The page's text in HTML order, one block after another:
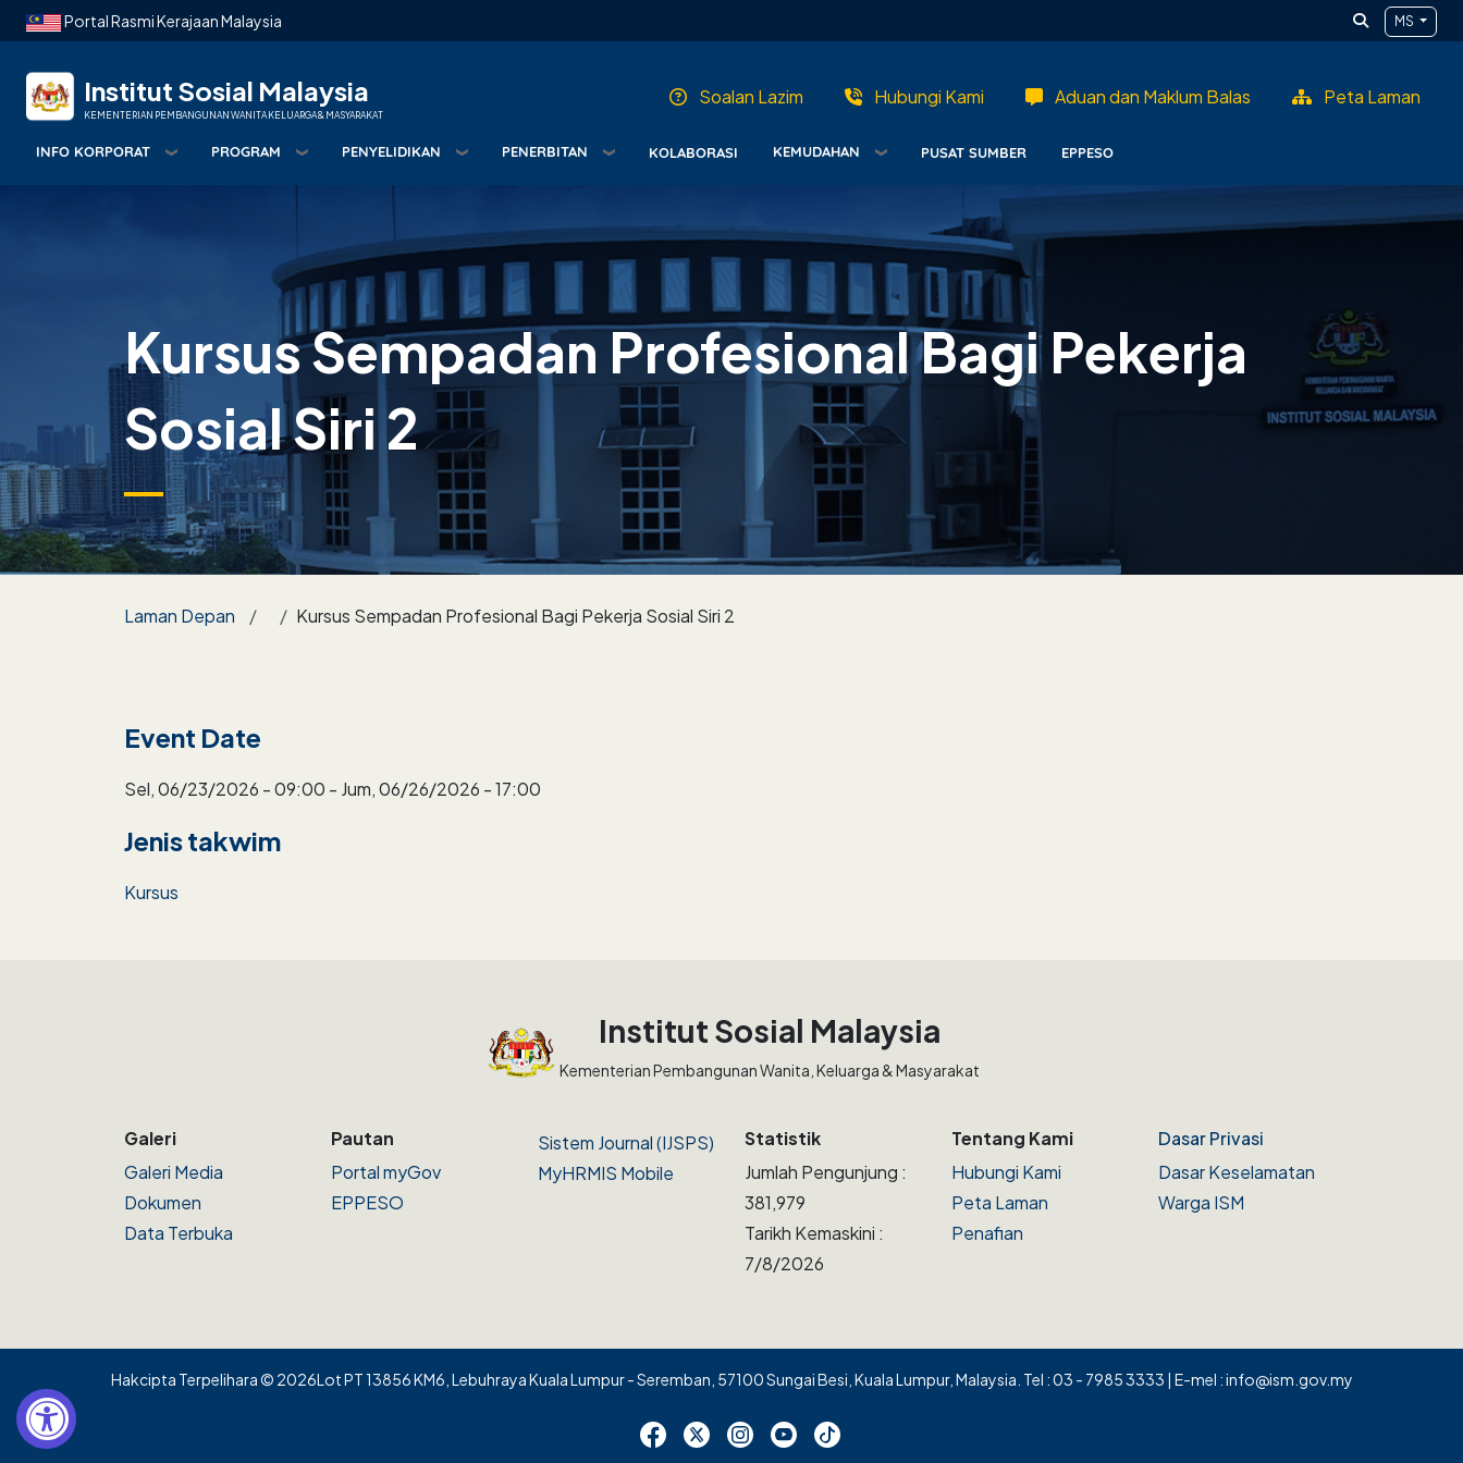
Langkau ke kandungan utama
Portal Rasmi Kerajaan Malaysia MS
Institut Sosial Malaysia
KEMENTERIAN PEMBANGUNAN WANITA KELUARGA & MASYARAKAT
Soalan Lazim Hubungi Kami Aduan dan Maklum Balas Peta Laman
INFO KORPORAT PROGRAM PENYELIDIKAN PENERBITAN KOLABORASI KEMUDAHAN PUSAT SUMBER EPPESO
Kursus Sempadan Profesional Bagi Pekerja
Sosial Siri 2
Breadcrumb
Laman Depan Kursus Sempadan Profesional Bagi Pekerja Sosial Siri 2
Event Date
Sel, 06/23/2026 - 09:00 - Jum, 06/26/2026 - 17:00
Jenis takwim
Kursus
Institut Sosial Malaysia
Kementerian Pembangunan Wanita, Keluarga & Masyarakat
Galeri
Galeri Media
Dokumen
Data Terbuka
Pautan
Portal myGov
EPPESO
Sistem Journal (IJSPS)
MyHRMIS Mobile
Statistik
Jumlah Pengunjung :
381,979
Tarikh Kemaskini :
7/8/2026
Tentang Kami
Hubungi Kami
Peta Laman
Penafian
Dasar Privasi
Dasar Keselamatan
Warga ISM
Hakcipta Terpelihara © 2026Lot PT 13856 KM6, Lebuhraya Kuala Lumpur - Seremban, 57100 Sungai Besi, Kuala Lumpur, Malaysia. Tel : 03 - 7985 3333 | E-mel : info@ism.gov.my